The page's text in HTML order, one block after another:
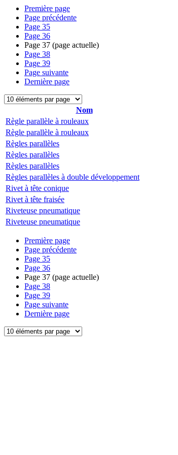
Première page
Page précédente
Page 35
Page 36
Page 37 (page actuelle)
Page 38
Page 39
Page suivante
Dernière page
Nom
Règle parallèle à rouleaux
Règle parallèle à rouleaux
Règles parallèles
Règles parallèles
Règles parallèles
Règles parallèles à double développement
Rivet à tête conique
Rivet à tête fraisée
Riveteuse pneumatique
Riveteuse pneumatique
Première page
Page précédente
Page 35
Page 36
Page 37 (page actuelle)
Page 38
Page 39
Page suivante
Dernière page